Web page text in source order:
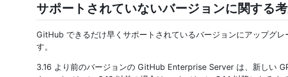
サポートされていないバージョンに関する
GitHub できるだけ早くサポートされているバージョンにアップグレ
す。
3.16 より前のバージョンの GitHub Enterprise Server は、新しい